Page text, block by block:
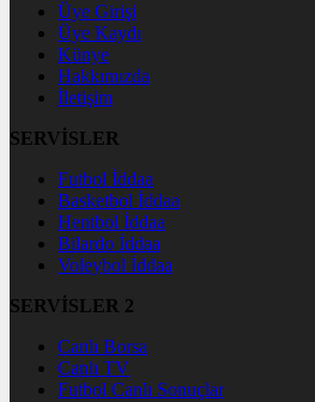
Üye Girişi
Üye Kaydı
Künye
Hakkımızda
İletişim
SERVİSLER
Futbol İddaa
Basketbol İddaa
Hentbol İddaa
Bilardo İddaa
Voleybol İddaa
SERVİSLER 2
Canlı Borsa
Canlı TV
Futbol Canlı Sonuçlar